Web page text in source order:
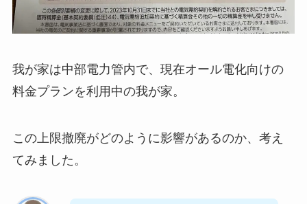
我が家は中部電力管内で、現在オール電化向けの
料金プランを利用中の我が家。
この上限撤廃がどのように影響があるのか、考え
てみました。